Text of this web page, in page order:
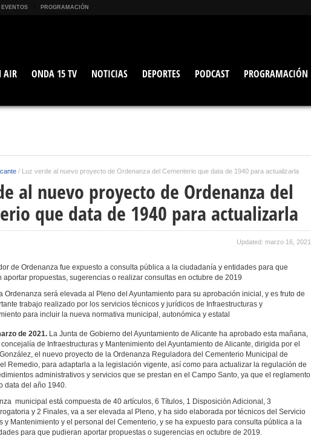
PROGRAMACIÓN
AIR ONDA 15 TV NOTICIAS DEPORTES PODCAST PROGRAMACIÓN
/ Luz verde al nuevo proyecto de Ordenanza del Cementerio que data de 1940 para actualizarla
al nuevo proyecto de Ordenanza del
que data de 1940 para actualizarla
Updated: marzo 16, 2021
de Ordenanza fue expuesto a consulta pública a la ciudadanía y entidades para que
aportar propuestas, sugerencias o realizar consultas en octubre de 2019
Ordenanza será elevada al Pleno del Ayuntamiento para su aprobación inicial, y es fruto de
trabajo realizado por los servicios técnicos y jurídicos de Infraestructuras y
para incluir la nueva normativa municipal, autonómica y estatal
de 2021. La Junta de Gobierno del Ayuntamiento de Alicante ha aprobado esta mañana,
de Infraestructuras y Mantenimiento del Ayuntamiento de Alicante, dirigida por el
el nuevo proyecto de la Ordenanza Reguladora del Cementerio Municipal de
Remedio, para adaptarla a la legislación vigente, así como para actualizar la regulación de
administrativos y servicios que se prestan en el Campo Santo, ya que el reglamento
data del año 1940.
municipal está compuesta de 40 artículos, 6 Títulos, 1 Disposición Adicional, 3
y 2 Finales, va a ser elevada al Pleno, y ha sido elaborada por técnicos del Servicio
y Mantenimiento y el personal del Cementerio, y se ha expuesto para consulta pública a la
para que pudieran aportar propuestas o sugerencias en octubre de 2019.